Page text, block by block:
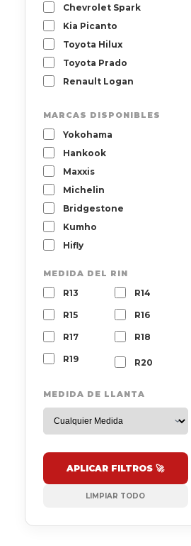
Chevrolet Spark
Kia Picanto
Toyota Hilux
Toyota Prado
Renault Logan
MARCAS DISPONIBLES
Yokohama
Hankook
Maxxis
Michelin
Bridgestone
Kumho
Hifly
MEDIDA DEL RIN
R13 R14
R15 R16
R17 R18
R19 R20
MEDIDA DE LLANTA
APLICAR FILTROS 🚀
LIMPIAR TODO